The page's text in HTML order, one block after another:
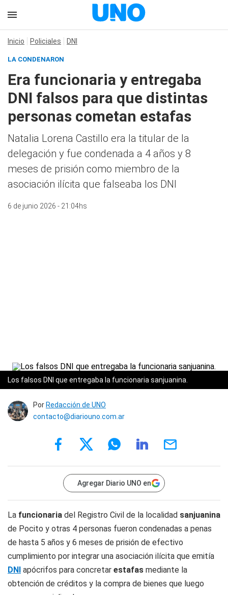
Inicio Policiales DNI
LA CONDENARON
Era funcionaria y entregaba
DNI falsos para que distintas
personas cometan estafas
Natalia Lorena Castillo era la titular de la
delegación y fue condenada a 4 años y 8
meses de prisión como miembro de la
asociación ilícita que falseaba los DNI
6 de junio 2026 - 21:04hs
Los falsos DNI que entregaba la funcionaria sanjuanina.
Por Redacción de UNO
contacto@diariouno.com.ar
Agregar Diario UNO en
La funcionaria del Registro Civil de la localidad sanjuanina
de Pocito y otras 4 personas fueron condenadas a penas
de hasta 5 años y 6 meses de prisión de efectivo
cumplimiento por integrar una asociación ilícita que emitía
DNI apócrifos para concretar estafas mediante la
obtención de créditos y la compra de bienes que luego